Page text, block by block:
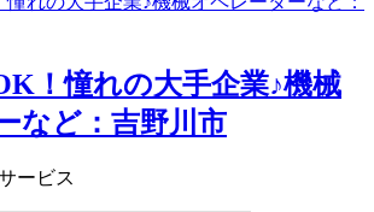
！憧れの大手企業♪機械
など：吉野川市
ービス